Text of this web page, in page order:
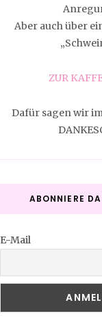
Aber auch über
ZUR
Dafür sagen wir
ABONNIERE
E-Mail